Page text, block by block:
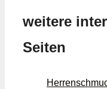
weitere
Seiten